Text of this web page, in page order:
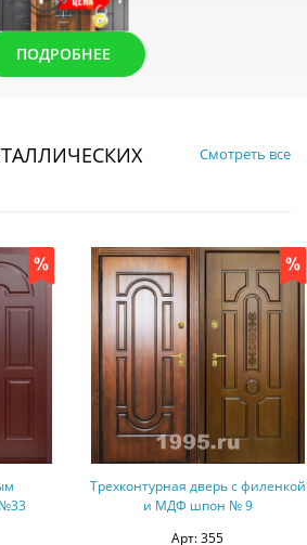
ПОДРОБНЕЕ
Смотреть все
Трехконтурная дверь с филенкой
и МДФ шпон № 9
Арт: 355